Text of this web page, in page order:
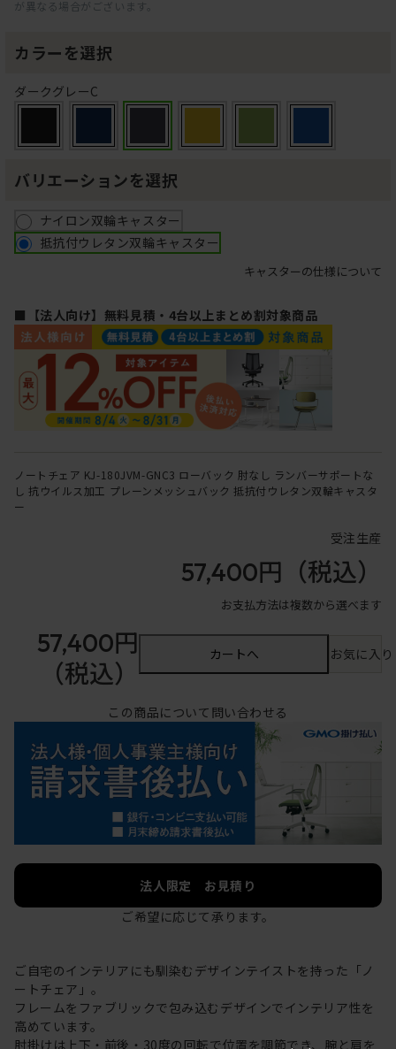
が異なる場合がございます。
カラーを選択
ダークグレーC
バリエーションを選択
ナイロン双輪キャスター
抵抗付ウレタン双輪キャスター
キャスターの仕様について
■【法人向け】無料見積・4台以上まとめ割対象商品
ノートチェア KJ-180JVM-GNC3 ローバック 肘なし ランバーサポートな
し 抗ウイルス加工 プレーンメッシュバック 抵抗付ウレタン双輪キャスタ
ー
受注生産
57,400円 （税込）
お支払方法は複数から選べます
57,400円
（税込）
カートへ お気に入
この商品について問い合わせる
法人限定 お見積り
ご希望に応じて承ります。
ご自宅のインテリアにも馴染むデザインテイストを持った「ノ
ートチェア」。
フレームをファブリックで包み込むデザインでインテリア性を
高めています。
肘掛けは上下・前後・30度の回転で位置を調節でき、腕と肩を